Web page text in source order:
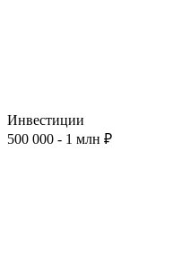
Инвестиции
500 000 - 1 млн ₽